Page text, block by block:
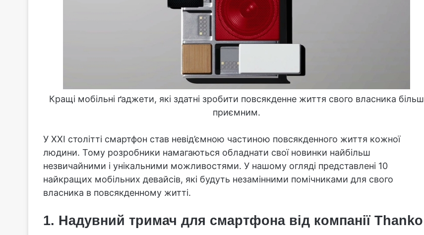
Кращі мобільні ґаджети, які здатні зробити повсякденне життя свого власника більш
приємним.
У XXI столітті смартфон став невід’ємною частиною повсякденного життя кожної
людини. Тому розробники намагаються обладнати свої новинки найбільш
незвичайними і унікальними можливостями. У нашому огляді представлені 10
найкращих мобільних девайсів, які будуть незамінними помічниками для свого
власника в повсякденному житті.
1. Надувний тримач для смартфона від компанії Thanko